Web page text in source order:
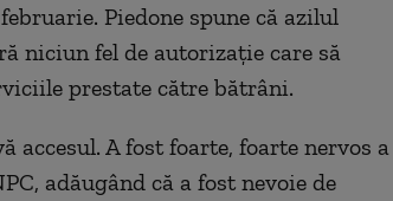
Piedone spune că azilul
niciun fel de autorizație care să
prestate către bătrâni.
accesul. A fost foarte, foarte nervos a
adăugând că a fost nevoie de